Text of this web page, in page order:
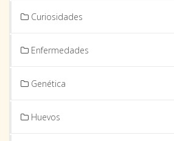
Curiosidades
Enfermedades
Genética
Huevos